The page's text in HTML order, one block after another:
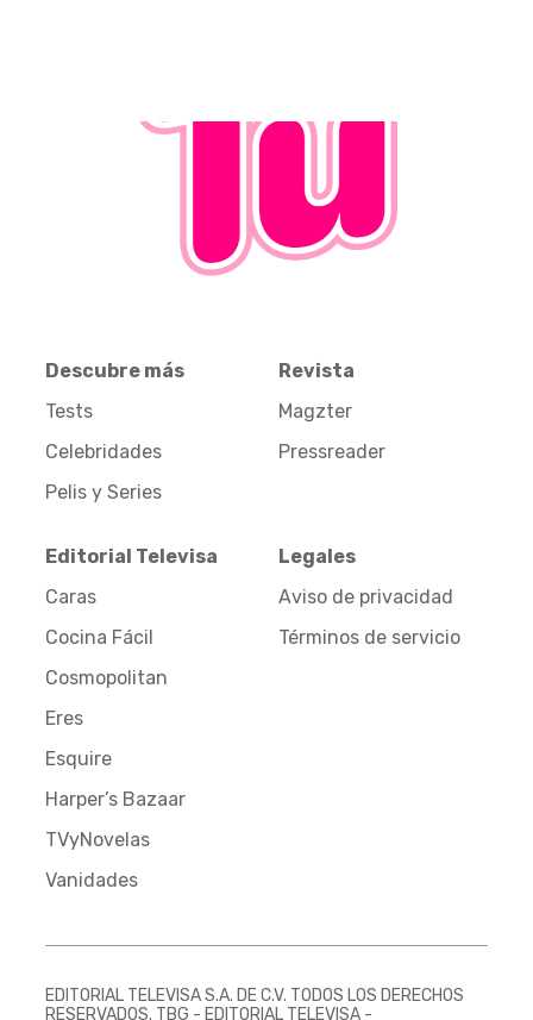
Descubre más
Tests
Celebridades
Pelis y Series
Revista
Magzter
Pressreader
Editorial Televisa
Caras
Cocina Fácil
Cosmopolitan
Eres
Esquire
Harper’s Bazaar
TVyNovelas
Vanidades
Legales
Aviso de privacidad
Términos de servicio
EDITORIAL TELEVISA S.A. DE C.V. TODOS LOS DERECHOS
RESERVADOS. TBG - EDITORIAL TELEVISA -